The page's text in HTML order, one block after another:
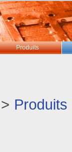
Produits
> Produits